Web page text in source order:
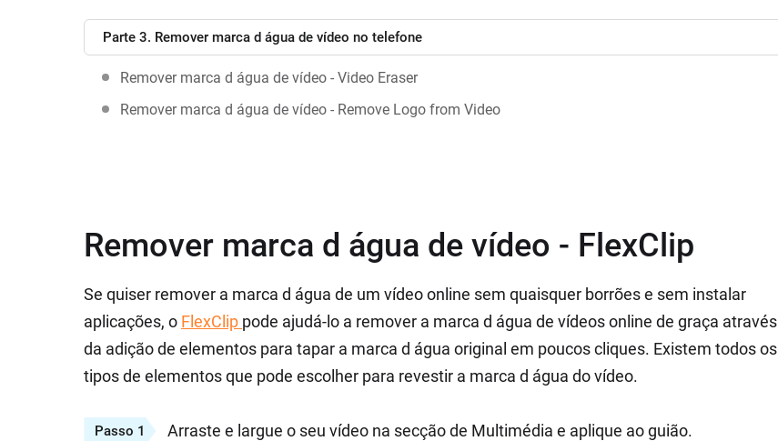
Parte 3. Remover marca d água de vídeo no telefone
Remover marca d água de vídeo - Video Eraser
Remover marca d água de vídeo - Remove Logo from Video
Remover marca d água de vídeo - FlexClip
Se quiser remover a marca d água de um vídeo online sem quaisquer borrões e sem instalar
aplicações, o FlexClip pode ajudá-lo a remover a marca d água de vídeos online de graça através
da adição de elementos para tapar a marca d água original em poucos cliques. Existem todos os
tipos de elementos que pode escolher para revestir a marca d água do vídeo.
Passo 1 Arraste e largue o seu vídeo na secção de Multimédia e aplique ao guião.